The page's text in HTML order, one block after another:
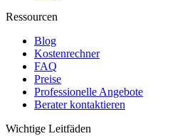
Ressourcen
Blog
Kostenrechner
FAQ
Preise
Professionelle Angebote
Berater kontaktieren
Wichtige Leitfäden